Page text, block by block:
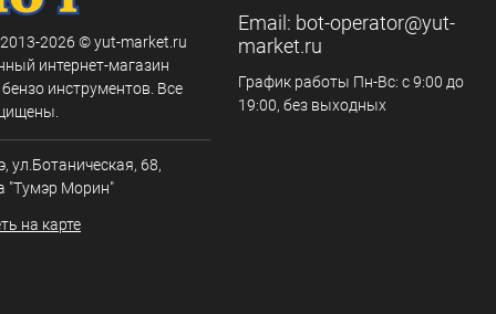
2026 © yut-market.ru
интернет-магазин
инструментов. Все
ул.Ботаническая, 68,
"Тумэр Морин"
на карте
Email: bot-operator@yut-
market.ru
График работы Пн-Вс: с 9:00 до
19:00, без выходных